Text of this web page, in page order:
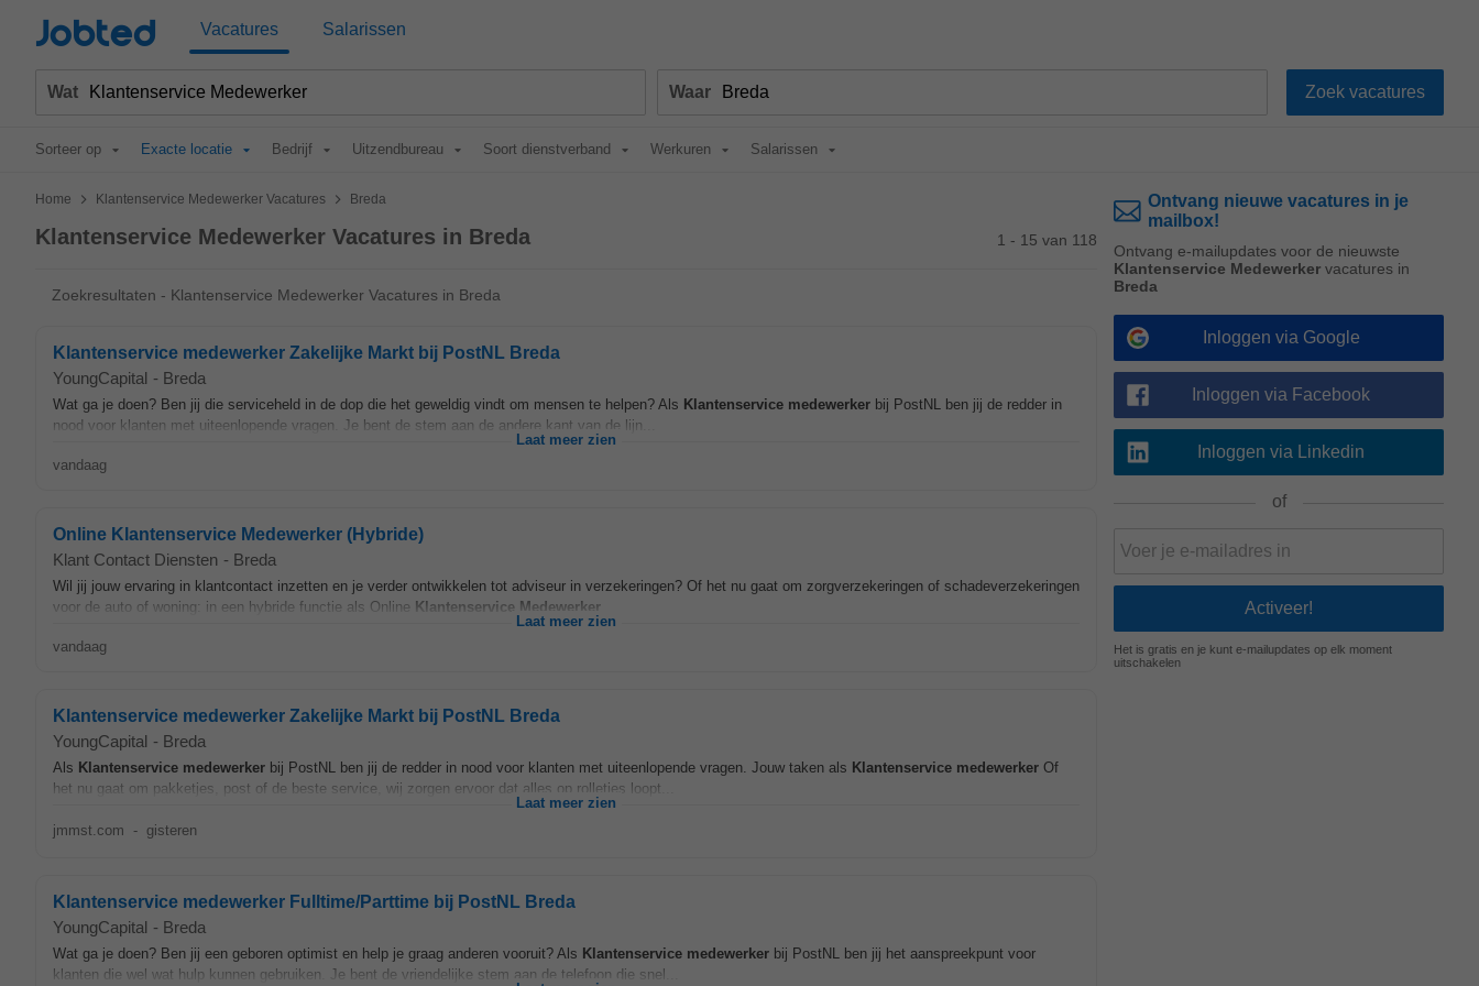
Jobted Vacatures Salarissen
Wat Waar
Sorteer op Exacte locatie Bedrijf Uitzendbureau Soort dienstverband Werkuren Salarissen
Home > Klantenservice Medewerker Vacatures > Breda
Klantenservice Medewerker Vacatures in Breda 1 - 15 van 118
Zoekresultaten - Klantenservice Medewerker Vacatures in Breda
Klantenservice medewerker Zakelijke Markt bij PostNL Breda
YoungCapital - Breda
Wat ga je doen? Ben jij die serviceheld in de dop die het geweldig vindt om mensen te helpen? Als Klantenservice medewerker bij PostNL ben jij de redder in
nood voor klanten met uiteenlopende vragen. Je bent de stem aan de andere kant van de lijn...
Laat meer zien
vandaag
Online Klantenservice Medewerker (Hybride)
Klant Contact Diensten - Breda
Wil jij jouw ervaring in klantcontact inzetten en je verder ontwikkelen tot adviseur in verzekeringen? Of het nu gaat om zorgverzekeringen of schadeverzekeringen
voor de auto of woning: in een hybride functie als Online Klantenservice Medewerker
Laat meer zien
vandaag
Klantenservice medewerker Zakelijke Markt bij PostNL Breda
YoungCapital - Breda
Als Klantenservice medewerker bij PostNL ben jij de redder in nood voor klanten met uiteenlopende vragen. Jouw taken als Klantenservice medewerker Of
het nu gaat om pakketjes, post of de beste service, wij zorgen ervoor dat alles op rolletjes loopt...
Laat meer zien
jmmst.com - gisteren
Klantenservice medewerker Fulltime/Parttime bij PostNL Breda
YoungCapital - Breda
Wat ga je doen? Ben jij een geboren optimist en help je graag anderen vooruit? Als Klantenservice medewerker bij PostNL ben jij het aanspreekpunt voor
klanten die wel wat hulp kunnen gebruiken. Je bent de vriendelijke stem aan de telefoon die snel...
Ontvang nieuwe vacatures in je
mailbox!
Ontvang e-mailupdates voor de nieuwste
Klantenservice Medewerker vacatures in
Breda
Inloggen via Google
Inloggen via Facebook
Inloggen via Linkedin
of
Het is gratis en je kunt e-mailupdates op elk moment
uitschakelen